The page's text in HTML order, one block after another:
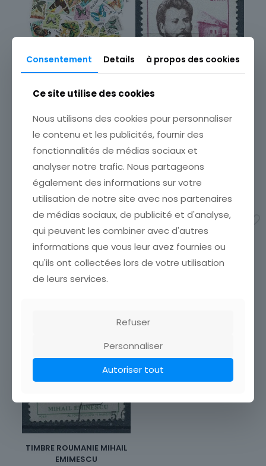
LOT DE 50 TIMBRES
DIFFERENTS THEMES
PAPILLONS
Pochette de timbres
SCANCumulez vos achats
en visitant ma boutiqueafin
de réduire vos frais de
port. Emballage Soigné !!!
2,80€
Ajouter au panier
CREANGA
ÉTATVOIR SCANCumulez vos
achats en visitant ma
frais de port. Emballage
Soigné !!!
1,00€
Ajouter au panier
TIMBRE ROUMANIE MIHAIL
EMIMESCU
Consentement Details à propos des cookies
Ce site utilise des cookies
Nous utilisons des cookies pour personnaliser
le contenu et les publicités, fournir des
fonctionnalités de médias sociaux et
analyser notre trafic. Nous partageons
également des informations sur votre
utilisation de notre site avec nos partenaires
de médias sociaux, de publicité et d'analyse,
qui peuvent les combiner avec d'autres
informations que vous leur avez fournies ou
qu'ils ont collectées lors de votre utilisation
de leurs services.
Refuser
Personnaliser
Autoriser tout